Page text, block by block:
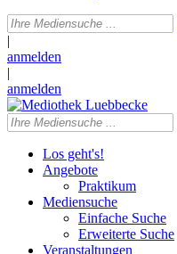
|
anmelden
|
anmelden
Los geht's!
Angebote
Praktikum
Mediensuche
Einfache Suche
Erweiterte Suche
Veranstaltungen